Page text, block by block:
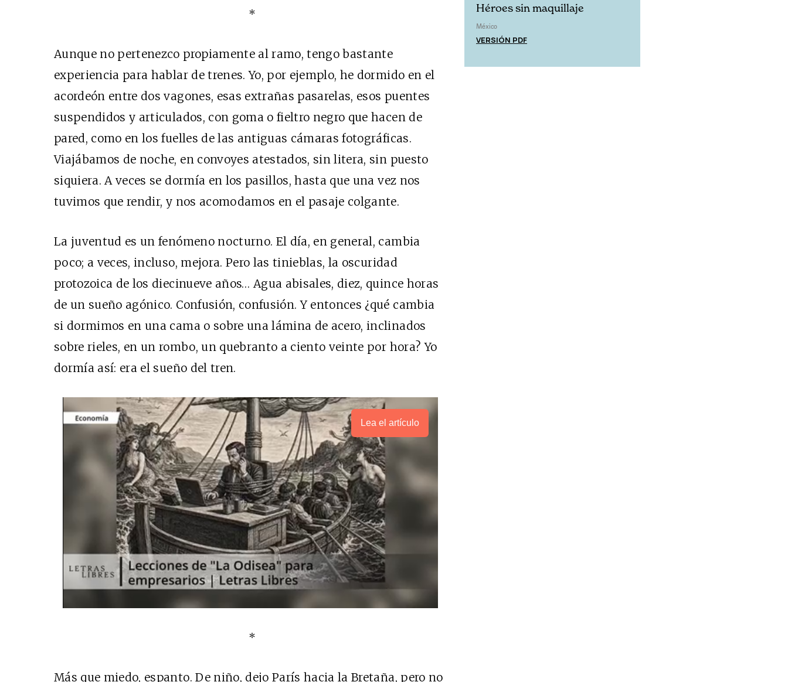
*
Aunque no pertenezco propiamente al ramo, tengo bastante
experiencia para hablar de trenes. Yo, por ejemplo, he dormido en el
acordeón entre dos vagones, esas extrañas pasarelas, esos puentes
suspendidos y articulados, con goma o fieltro negro que hacen de
pared, como en los fuelles de las antiguas cámaras fotográficas.
Viajábamos de noche, en convoyes atestados, sin litera, sin puesto
siquiera. A veces se dormía en los pasillos, hasta que una vez nos
tuvimos que rendir, y nos acomodamos en el pasaje colgante.
La juventud es un fenómeno nocturno. El día, en general, cambia
poco; a veces, incluso, mejora. Pero las tinieblas, la oscuridad
protozoica de los diecinueve años… Agua abisales, diez, quince horas
de un sueño agónico. Confusión, confusión. Y entonces ¿qué cambia
si dormimos en una cama o sobre una lámina de acero, inclinados
sobre rieles, en un rombo, un quebranto a ciento veinte por hora? Yo
dormía así: era el sueño del tren.
Lea el artículo
*
Más que miedo, espanto. De niño, dejo París hacia la Bretaña, pero no
Héroes sin maquillaje
México
VERSIÓN PDF